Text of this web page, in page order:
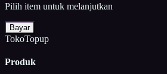
Pilih item untuk melanjutkan
Bayar
TokoTopup
Produk